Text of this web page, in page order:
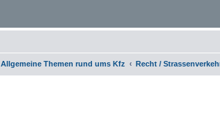
Allgemeine Themen rund ums Kfz Recht /